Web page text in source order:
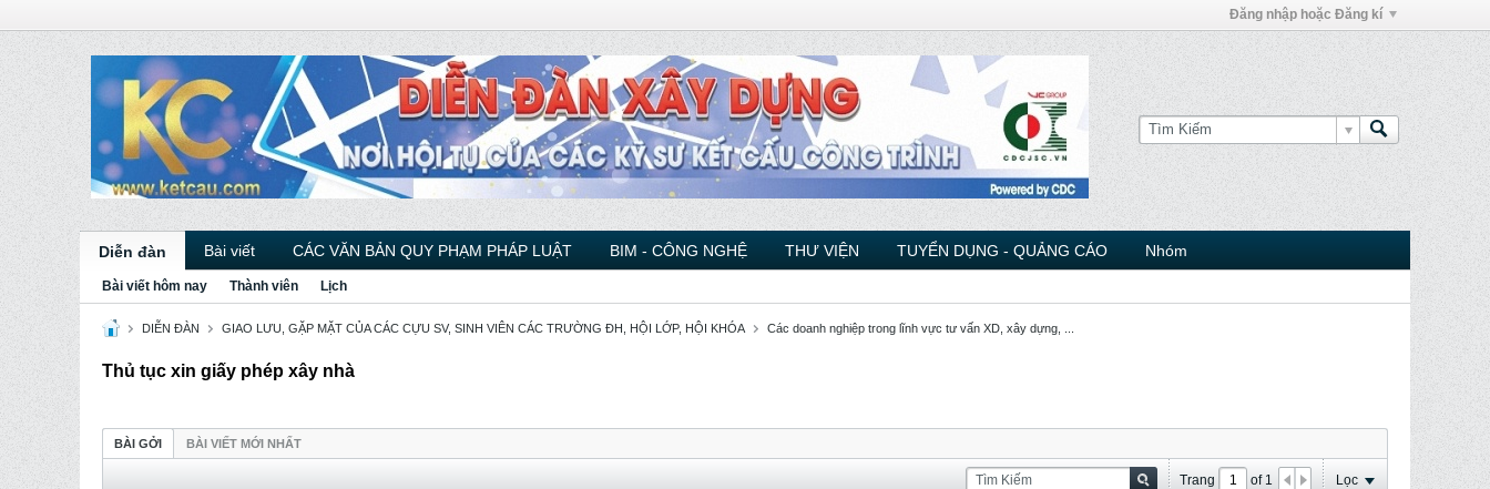
Đăng nhập hoặc Đăng kí
Diễn đàn Bài viết CÁC VĂN BẢN QUY PHẠM PHÁP LUẬT BIM - CÔNG NGHỆ THƯ VIỆN TUYỂN DỤNG - QUẢNG CÁO Nhóm
Bài viết hôm nay Thành viên Lịch
DIỄN ĐÀN GIAO LƯU, GẶP MẶT CỦA CÁC CỰU SV, SINH VIÊN CÁC TRƯỜNG ĐH, HỘI LỚP, HỘI KHÓA Các doanh nghiệp trong lĩnh vực tư vấn XD, xây dựng, ...
Thủ tục xin giấy phép xây nhà
BÀI GỞI BÀI VIẾT MỚI NHẤT
Trang of 1 Lọc